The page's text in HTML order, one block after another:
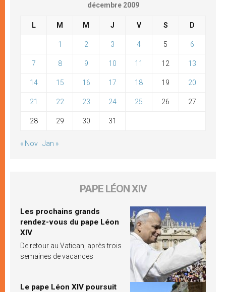
décembre 2009
L M M J V S D
1 2 3 4 5 6
7 8 9 10 11 12 13
14 15 16 17 18 19 20
21 22 23 24 25 26 27
28 29 30 31
« Nov Jan »
PAPE LÉON XIV
Les prochains grands
rendez-vous du pape Léon
XIV
De retour au Vatican, après trois
semaines de vacances
Le pape Léon XIV poursuit